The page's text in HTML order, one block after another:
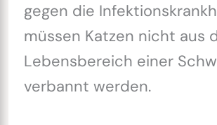
gegen die
müssen Katzen nicht aus
Lebensbereich einer
verbannt werden.